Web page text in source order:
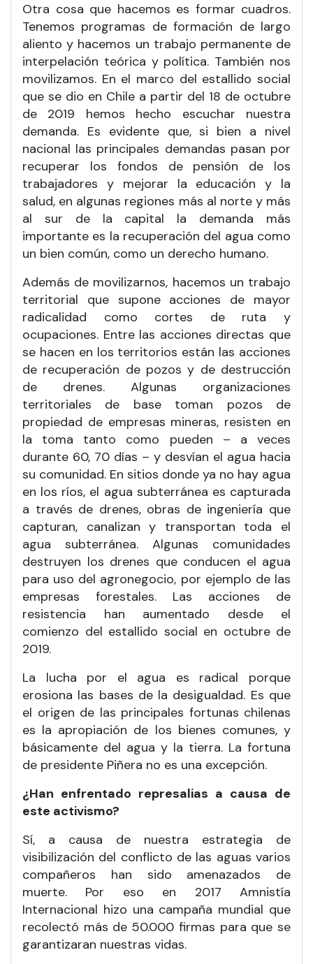
Otra cosa que hacemos es formar cuadros.
Tenemos programas de formación de largo
aliento y hacemos un trabajo permanente de
interpelación teórica y política. También nos
movilizamos. En el marco del estallido social
que se dio en Chile a partir del 18 de octubre
de 2019 hemos hecho escuchar nuestra
demanda. Es evidente que, si bien a nivel
nacional las principales demandas pasan por
recuperar los fondos de pensión de los
trabajadores y mejorar la educación y la
salud, en algunas regiones más al norte y más
al sur de la capital la demanda más
importante es la recuperación del agua como
un bien común, como un derecho humano.
Además de movilizarnos, hacemos un trabajo
territorial que supone acciones de mayor
radicalidad como cortes de ruta y
ocupaciones. Entre las acciones directas que
se hacen en los territorios están las acciones
de recuperación de pozos y de destrucción
de drenes. Algunas organizaciones
territoriales de base toman pozos de
propiedad de empresas mineras, resisten en
la toma tanto como pueden – a veces
durante 60, 70 días – y desvían el agua hacia
su comunidad. En sitios donde ya no hay agua
en los ríos, el agua subterránea es capturada
a través de drenes, obras de ingeniería que
capturan, canalizan y transportan toda el
agua subterránea. Algunas comunidades
destruyen los drenes que conducen el agua
para uso del agronegocio, por ejemplo de las
empresas forestales. Las acciones de
resistencia han aumentado desde el
comienzo del estallido social en octubre de
2019.
La lucha por el agua es radical porque
erosiona las bases de la desigualdad. Es que
el origen de las principales fortunas chilenas
es la apropiación de los bienes comunes, y
básicamente del agua y la tierra. La fortuna
de presidente Piñera no es una excepción.
¿Han enfrentado represalias a causa de
este activismo?
Sí, a causa de nuestra estrategia de
visibilización del conflicto de las aguas varios
compañeros han sido amenazados de
muerte. Por eso en 2017 Amnistía
Internacional hizo una campaña mundial que
recolectó más de 50.000 firmas para que se
garantizaran nuestras vidas.